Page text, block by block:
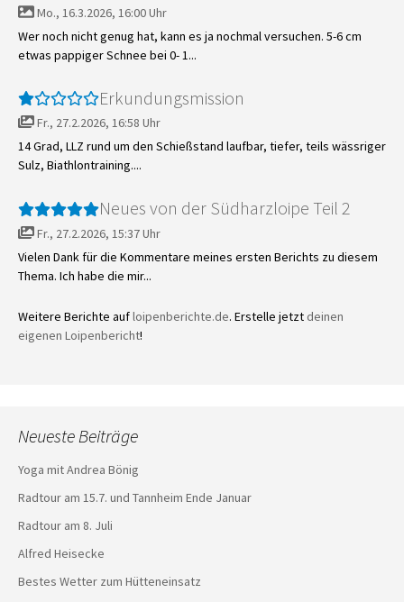
Mo., 16.3.2026, 16:00 Uhr
Wer noch nicht genug hat, kann es ja nochmal versuchen. 5-6 cm
etwas pappiger Schnee bei 0- 1...
Erkundungsmission
Fr., 27.2.2026, 16:58 Uhr
14 Grad, LLZ rund um den Schießstand laufbar, tiefer, teils wässriger
Sulz, Biathlontraining....
Neues von der Südharzloipe Teil 2
Fr., 27.2.2026, 15:37 Uhr
Vielen Dank für die Kommentare meines ersten Berichts zu diesem
Thema. Ich habe die mir...
Weitere Berichte aufloipenberichte.de. Erstelle jetzt deinen
eigenen Loipenbericht!
Neueste Beiträge
Yoga mit Andrea Bönig
Radtour am 15.7. und Tannheim Ende Januar
Radtour am 8. Juli
Alfred Heisecke
Bestes Wetter zum Hütteneinsatz